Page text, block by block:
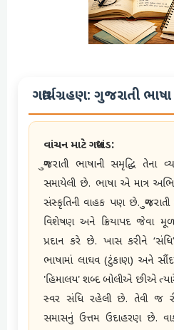
ગદ્યાર્થગ્રહણ: ગુજરાતી
વાંચન માટે ગદ્યખંડ:
ગુજરાતી ભાષાની સમૃદ્ધિ તેના
સમાયેલી છે. ભાષા એ માત્ર
સંસ્કૃતિની વાહક પણ છે. ગુજરાતી
વિશેષણ અને ક્રિયાપદ જેવા
પ્રદાન કરે છે. ખાસ કરીને
ભાષામાં લાઘવ (ટુંકાણ) અને
'હિમાલય' શબ્દ બોલીએ છીએ
સ્વર સંધિ રહેલી છે. તેવી જ
સમાસનું ઉત્તમ ઉદાહરણ છે.